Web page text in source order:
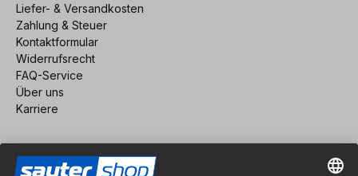
Liefer- & Versandkosten
Zahlung & Steuer
Kontaktformular
Widerrufsrecht
FAQ-Service
Über uns
Karriere